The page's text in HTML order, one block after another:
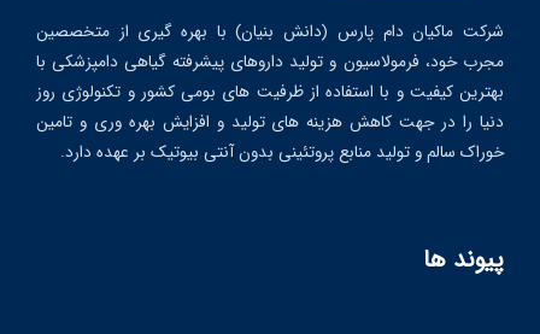
شرکت ماکیان دام پارس (دانش بنیان) با بهره گیری از متخصصین
مجرب خود، فرمولاسیون و تولید داروهای پیشرفته گیاهی دامپزشکی با
بهترین کیفیت و با استفاده از ظرفیت های بومی کشور و تکنولوژی روز
دنیا را در جهت کاهش هزینه های تولید و افزایش بهره وری و تامین
خوراک سالم و تولید منابع پروتئینی بدون آنتی بیوتیک بر عهده دارد.
پیوند ها